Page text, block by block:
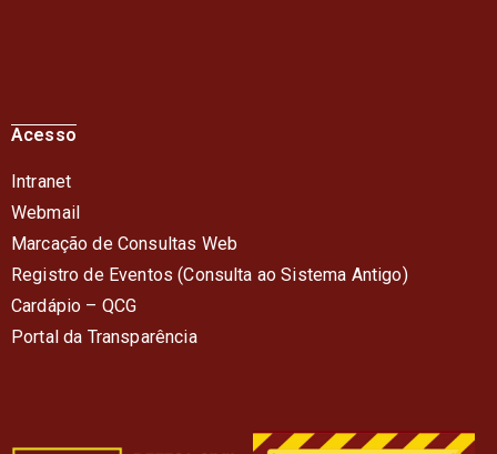
Acesso
Intranet
Webmail
Marcação de Consultas Web
Registro de Eventos (Consulta ao Sistema Antigo)
Cardápio – QCG
Portal da Transparência